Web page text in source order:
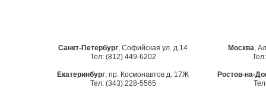
Санкт-Петербург, Софийская ул. д.14
Тел: (812) 449-6202
Москва,
Екатеринбург, пр. Космонавтов д. 17Ж
Тел: (343) 228-5565
Ростов-на-